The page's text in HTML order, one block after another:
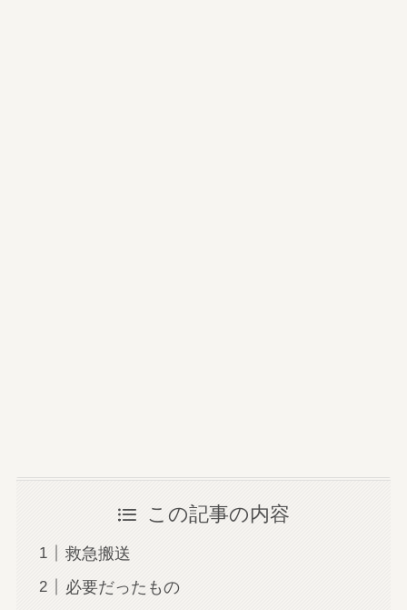
この記事の内容
救急搬送
必要だったもの